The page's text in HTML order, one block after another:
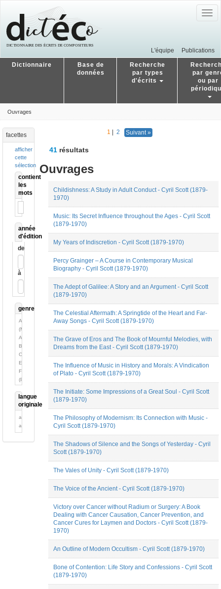
L'équipe Publications
Dictionnaire
Base de
données
Recherche
par types
d'écrits
par
ou par
Ouvrages
facettes
afficher
cette
sélection
contient
les
mots
année
d'édition
de
à
genre
Autobiographie
(Mémoires)
Autre
Biographie
Conférence
Essai
Fiction
(Poésie)
(Roman)
Recueil
langue
originale
allemand
anglais
1 2 Suivant »
41résultats
Ouvrages
Childishness: A Study in Adult Conduct - Cyril Scott (1879-
1970)
Music: Its Secret Influence throughout the Ages - Cyril Scott
(1879-1970)
My Years of Indiscretion - Cyril Scott (1879-1970)
Percy Grainger – A Course in Contemporary Musical
Biography - Cyril Scott (1879-1970)
The Adept of Galilee: A Story and an Argument - Cyril Scott
(1879-1970)
The Celestial Aftermath: A Springtide of the Heart and Far-
Away Songs - Cyril Scott (1879-1970)
The Grave of Eros and The Book of Mournful Melodies, with
Dreams from the East - Cyril Scott (1879-1970)
The Influence of Music in History and Morals: A Vindication
of Plato - Cyril Scott (1879-1970)
The Initiate: Some Impressions of a Great Soul - Cyril Scott
(1879-1970)
The Philosophy of Modernism: Its Connection with Music -
Cyril Scott (1879-1970)
The Shadows of Silence and the Songs of Yesterday - Cyril
Scott (1879-1970)
The Vales of Unity - Cyril Scott (1879-1970)
The Voice of the Ancient - Cyril Scott (1879-1970)
Victory over Cancer without Radium or Surgery: A Book
Dealing with Cancer Causation, Cancer Prevention, and
Cancer Cures for Laymen and Doctors - Cyril Scott (1879-
1970)
An Outline of Modern Occultism - Cyril Scott (1879-1970)
Bone of Contention: Life Story and Confessions - Cyril Scott
(1879-1970)